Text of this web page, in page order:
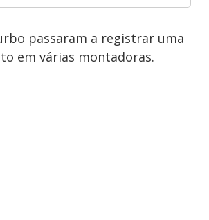
passaram a registrar uma
em várias montadoras.